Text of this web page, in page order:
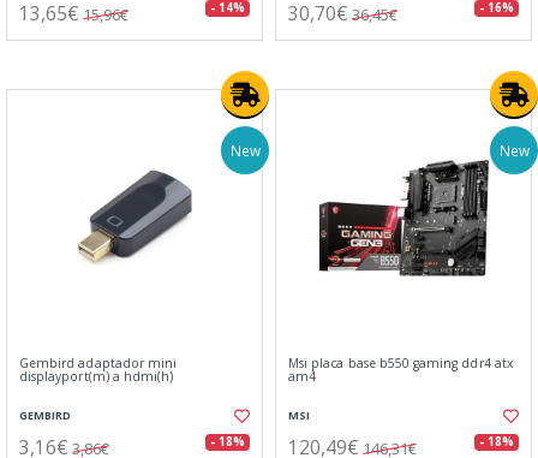
13,65€ 15,96€ - 14% 30,70€ 36,45€ - 16%
New
Gembird adaptador mini
displayport(m) a hdmi(h)
GEMBIRD
3,16€ 3,86€ - 18%
New
Msi placa base b550 gaming ddr4 atx
am4
MSI
120,49€ 146,31€ - 18%